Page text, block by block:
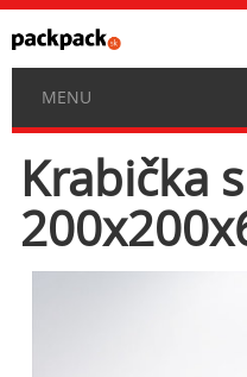
MENU
Krabička